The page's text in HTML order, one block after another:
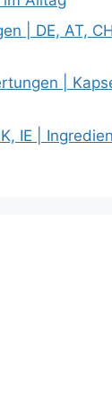
| DE, AT,
|
IE |